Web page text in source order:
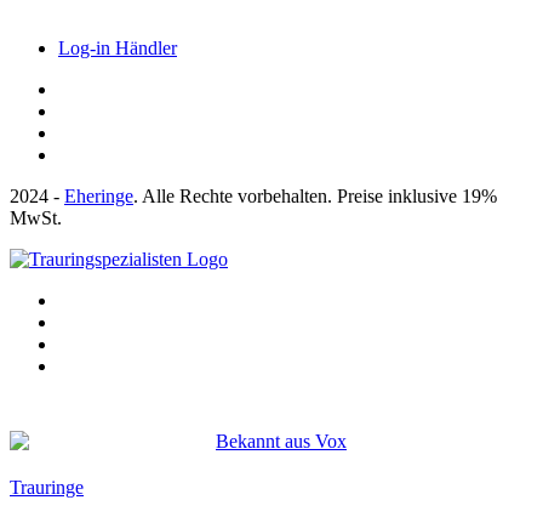
Log-in Händler
2024 - Eheringe. Alle Rechte vorbehalten. Preise inklusive 19%
MwSt.
Trauringe